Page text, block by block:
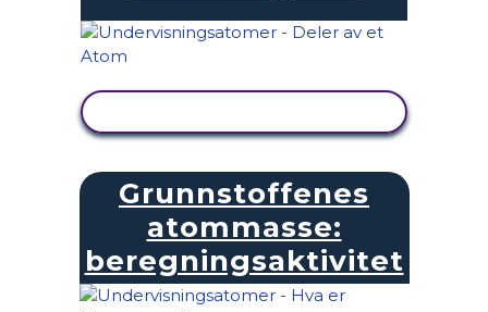
Grunnstoffenes
atommasse:
beregningsaktivitet